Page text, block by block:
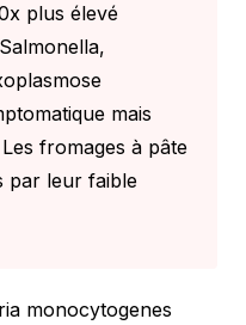
plus élevé
mais
fromages à pâte
par leur faible
monocytogenes